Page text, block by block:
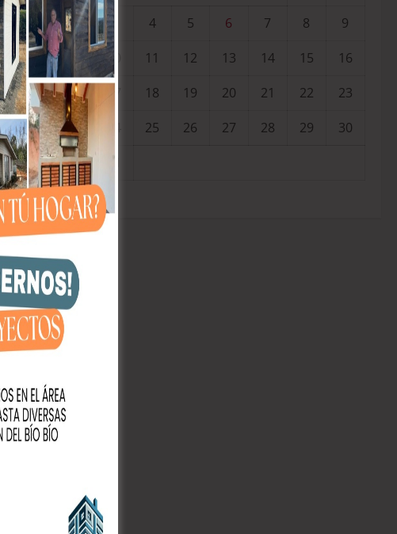
la
3
4 5 6 7 8
9
10
11 12 13 14 15
16
18 19 20 21 22
23
25 26 27 28 29
30
31
« Jul